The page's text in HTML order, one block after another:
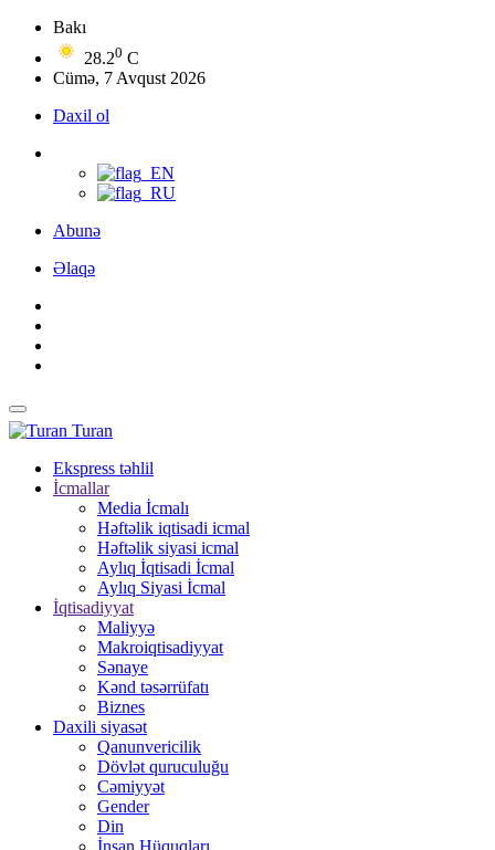
Bakı
28.20 C
Cümə, 7 Avqust 2026
Daxil ol
Abunə
Əlaqə
Turan
Ekspress təhlil
İcmallar
Media İcmalı
Həftəlik iqtisadi icmal
Həftəlik siyasi icmal
Aylıq İqtisadi İcmal
Aylıq Siyasi İcmal
İqtisadiyyat
Maliyyə
Makroiqtisadiyyat
Sənaye
Kənd təsərrüfatı
Biznes
Daxili siyasət
Qanunvericilik
Dövlət quruculuğu
Cəmiyyət
Gender
Din
İnsan Hüquqları